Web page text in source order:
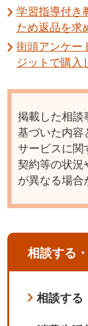
学習指導付き
ため返品を求
街頭アンケー
ジットで購入
掲載した相談
基づいた内容
サービスに関
契約等の状況
が異なる場合
相談する
相談する